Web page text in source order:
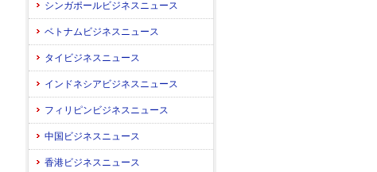
シンガポールビジネスニュース
ベトナムビジネスニュース
タイビジネスニュース
インドネシアビジネスニュース
フィリピンビジネスニュース
中国ビジネスニュース
香港ビジネスニュース